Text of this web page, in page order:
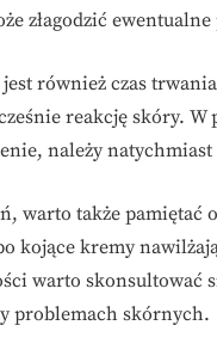
złagodzić
również czas
reakcję skóry.
należy
warto także pamiętać
kojące kremy
warto skonsultować
problemach skórnych.